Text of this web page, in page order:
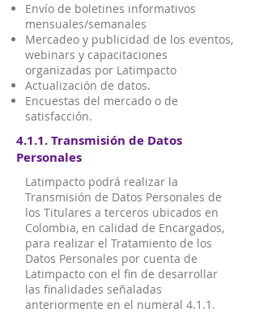
Envío de boletines informativos
mensuales/semanales
Mercadeo y publicidad de los eventos,
webinars y capacitaciones
organizadas por Latimpacto
Actualización de datos.
Encuestas del mercado o de
satisfacción.
4.1.1. Transmisión de Datos
Personales
Latimpacto podrá realizar la
Transmisión de Datos Personales de
los Titulares a terceros ubicados en
Colombia, en calidad de Encargados,
para realizar el Tratamiento de los
Datos Personales por cuenta de
Latimpacto con el fin de desarrollar
las finalidades señaladas
anteriormente en el numeral 4.1.1.